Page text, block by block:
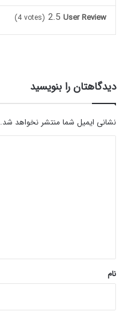
User Review
2.5
(4 votes)
دیدگاهتان را بنویسید
نشانی ایمیل شما منتشر نخواهد شد.
نام